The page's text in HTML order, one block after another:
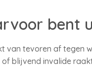
bent
van tevoren af tegen
blijvend invalide